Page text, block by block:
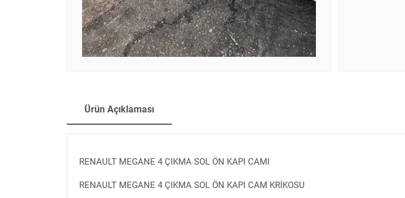
Ürün Açıklaması
RENAULT MEGANE 4 ÇIKMA SOL ÖN KAPI CAMI
RENAULT MEGANE 4 ÇIKMA SOL ÖN KAPI CAM KRİKOSU